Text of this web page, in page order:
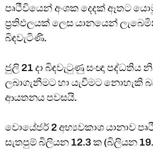
පෘථීවියෙන් අංශක දෙදක් ඈතට
ප්‍රතිඵලයක් ලෙස යානයෙන්
බිඳවැටිණි.
ජුලි 21 දා බිඳවැටුණු සංඥා පද්ධතිය
ලබාගැනීමට හා යැවීමට නොහැකි
ආයතනය පවසයි.
වොයේජර් 2 අභ්‍යවකාශ යානාව
සැතපුම් බිලියන 12.3 ක (බිලියන